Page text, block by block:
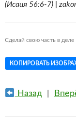
(Исаия 56:6-7) |
Сделай свою часть в
КОПИРОВАТЬ
Назад|